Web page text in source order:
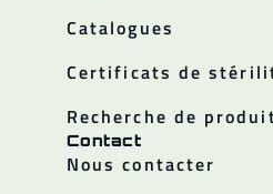
Catalogues
Certificats de
Recherche de
Contact
Nous contacter